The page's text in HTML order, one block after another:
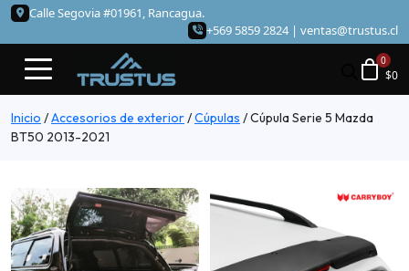
Calle Segovia #01961, Rancagua.
+569 5859 2824 | ventas@trustus.cl
$0
Inicio /Accesorios de exterior/Cúpulas /Cúpula Serie 5 Mazda
BT50 2013-2021